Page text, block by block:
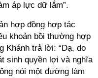
áp lực dữ lắm”.
hợp đồng hợp tác
khoản bồi thường hợp
Khánh trả lời: “Dạ, do
sinh quyền lợi và nghĩa
nói một đường làm